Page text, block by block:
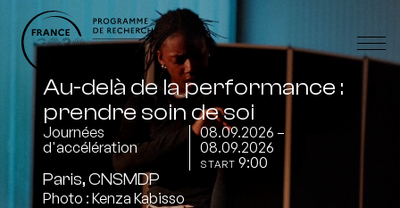
Au-delà de la performance :
prendre soin de soi
Journées
d'accélération
08.09.2026 –
08.09.2026
START 9:00
Paris, CNSMDP
Photo : Kenza Kabisso